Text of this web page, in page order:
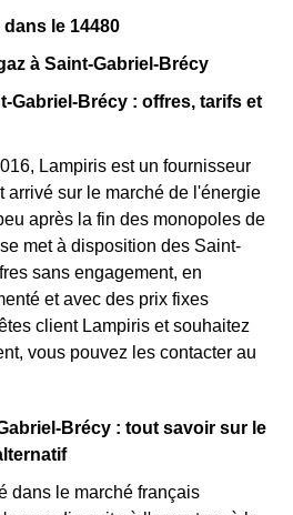
le 14480
à Saint-Gabriel-Brécy
Gabriel-Brécy : offres, tarifs et
Lampiris est un fournisseur
arrivé sur le marché de l'énergie
après la fin des monopoles de
met à disposition des Saint-
sans engagement, en
et avec des prix fixes
client Lampiris et souhaitez
vous pouvez les contacter au
Brécy : tout savoir sur le
dans le marché français